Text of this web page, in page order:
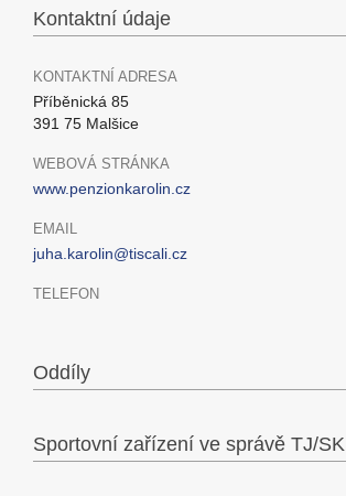
Kontaktní údaje
KONTAKTNÍ ADRESA
Příběnická 85
391 75 Malšice
WEBOVÁ STRÁNKA
www.penzionkarolin.cz
EMAIL
juha.karolin@tiscali.cz
TELEFON
Oddíly
Sportovní zařízení ve správě TJ/SK